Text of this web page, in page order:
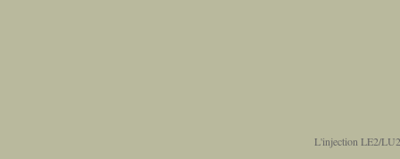
L'injection LE2/